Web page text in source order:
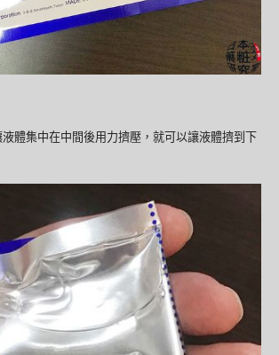
體集中在中間後用力擠壓，就可以讓液體擠到下